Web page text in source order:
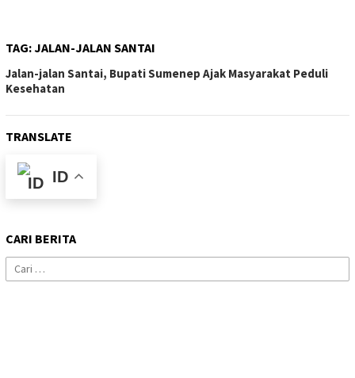
TAG:JALAN-JALAN SANTAI
Jalan-jalan Santai, Bupati Sumenep Ajak Masyarakat Peduli
Kesehatan
TRANSLATE
ID
CARI BERITA
Cari
untuk: